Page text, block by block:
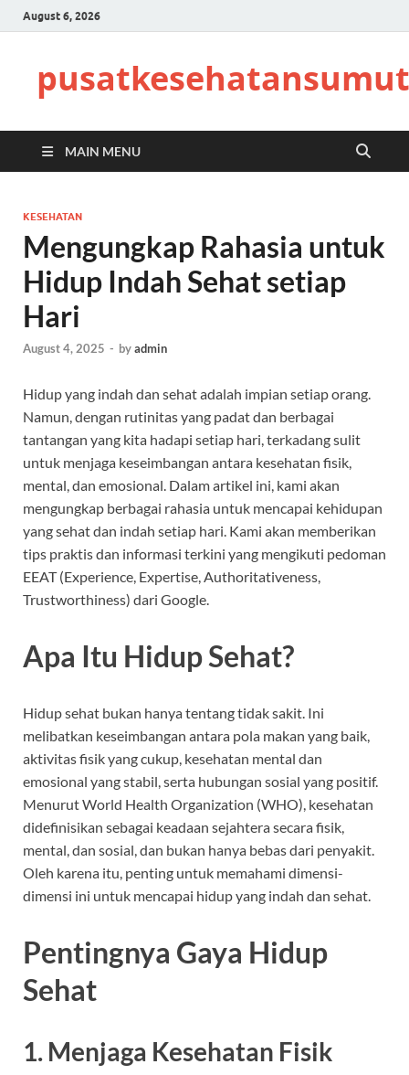
August 6, 2026
MAIN MENU
KESEHATAN
Mengungkap Rahasia untuk
Hidup Indah Sehat setiap
Hari
August 4, 2025 - byadmin
Hidup yang indah dan sehat adalah impian setiap orang.
Namun, dengan rutinitas yang padat dan berbagai
tantangan yang kita hadapi setiap hari, terkadang sulit
untuk menjaga keseimbangan antara kesehatan fisik,
mental, dan emosional. Dalam artikel ini, kami akan
mengungkap berbagai rahasia untuk mencapai kehidupan
yang sehat dan indah setiap hari. Kami akan memberikan
tips praktis dan informasi terkini yang mengikuti pedoman
EEAT (Experience, Expertise, Authoritativeness,
Trustworthiness) dari Google.
Apa Itu Hidup Sehat?
Hidup sehat bukan hanya tentang tidak sakit. Ini
melibatkan keseimbangan antara pola makan yang baik,
aktivitas fisik yang cukup, kesehatan mental dan
emosional yang stabil, serta hubungan sosial yang positif.
Menurut World Health Organization (WHO), kesehatan
didefinisikan sebagai keadaan sejahtera secara fisik,
mental, dan sosial, dan bukan hanya bebas dari penyakit.
Oleh karena itu, penting untuk memahami dimensi-
dimensi ini untuk mencapai hidup yang indah dan sehat.
Pentingnya Gaya Hidup
Sehat
1. Menjaga Kesehatan Fisik